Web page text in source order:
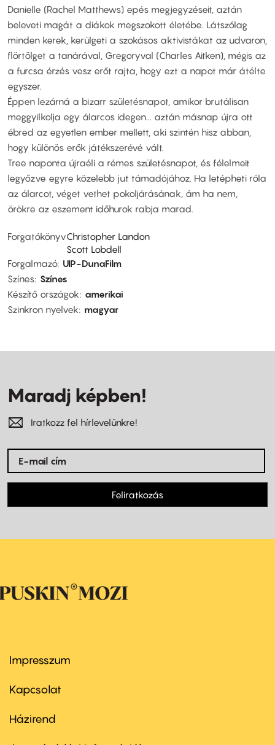
Danielle (Rachel Matthews) epés megjegyzéseit, aztán
beleveti magát a diákok megszokott életébe. Látszólag
minden kerek, kerülgeti a szokásos aktivistákat az udvaron,
flörtölget a tanárával, Gregoryval (Charles Aitken), mégis az
a furcsa érzés vesz erőt rajta, hogy ezt a napot már átélte
egyszer.
Éppen lezárná a bizarr születésnapot, amikor brutálisan
meggyilkolja egy álarcos idegen... aztán másnap újra ott
ébred az egyetlen ember mellett, aki szintén hisz abban,
hogy különös erők játékszerévé vált.
Tree naponta újraéli a rémes születésnapot, és félelmeit
legyőzve egyre közelebb jut támadójához. Ha letépheti róla
az álarcot, véget vethet pokoljárásának, ám ha nem,
örökre az eszement időhurok rabja marad.
ForgatókönyvChristopher Landon
Scott Lobdell
Forgalmazó UIP-DunaFilm
Színes Színes
Készítő országok
amerikai
Szinkron nyelvek
magyar
Maradj képben!
Iratkozz fel hírlevelünkre!
Feliratkozás
Footer
first
Impresszum
Kapcsolat
Footer
Házirend